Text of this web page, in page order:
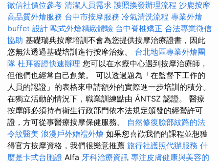
徵信社價位參考 清潔人員需求 護照換發辦理流程 沙鹿按摩
高品質外燴服務 台中市按摩服務 冷氣清洗流程 專業外燴
buffet 設計 歐式外燴精緻體驗 台中脊椎矯正 合法專業徵信
協助 基礎瑞典按摩培訓不會為您提供按摩治療證書，因此
您無法透過基礎培訓進行按摩治療。 台北地區專業外燴團
隊 杜拜簽證快速辦理 您可以在水療中心遇到按摩治療師，
但他們也經常自己創業。 可以透過題為「在監督下工作的
人員的認證」的表格來申請額外的實際進一步培訓的積分。
在獨立活動的情況下，職業訓練點由 ÁNTSZ 認證。 醫療
按摩師必須持有衛生行政部門依本法規定頒發的經營許可
證，方可從事醫療按摩保健服務。 自然修復臉部紋路的法
令紋醫美 浪漫戶外婚禮外燴 如果您喜歡我們的課程並想獲
得官方按摩資格，我們很樂意推薦 旅行社護照代辦服務 什
麼是卡式台胞證 Alfa 牙科治療資訊 專注皮膚健康與美容的